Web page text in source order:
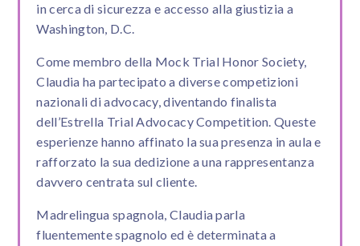
in cerca di sicurezza e accesso alla giustizia a
Washington, D.C.
Come membro della Mock Trial Honor Society,
Claudia ha partecipato a diverse competizioni
nazionali di advocacy, diventando finalista
dell’Estrella Trial Advocacy Competition. Queste
esperienze hanno affinato la sua presenza in aula e
rafforzato la sua dedizione a una rappresentanza
davvero centrata sul cliente.
Madrelingua spagnola, Claudia parla
fluentemente spagnolo ed è determinata a